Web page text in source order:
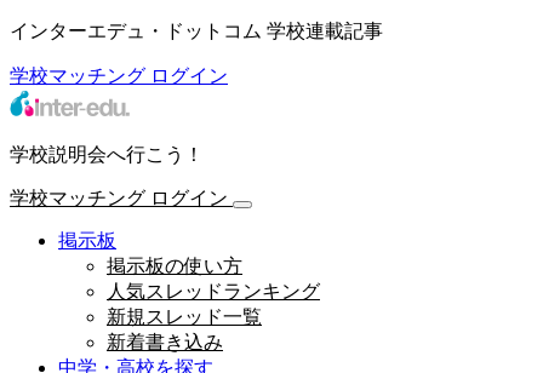
インターエデュ・ドットコム 学校連載記事
学校マッチング ログイン
学校説明会へ行こう！
学校マッチング ログイン
掲示板
掲示板の使い方
人気スレッドランキング
新規スレッド一覧
新着書き込み
中学・高校を探す